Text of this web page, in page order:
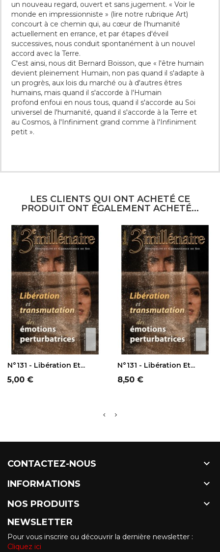
un nouveau regard, ouvert et sans jugement. « Voir le
monde en impressionniste » (lire notre rubrique Art)
concourt à ce chemin qui, au cœur de l'humanité
actuellement en errance, et par étapes d'éveil
successives, nous conduit spontanément à un nouvel
accord avec la Terre.
C'est ainsi, nous dit Bernard Boisson, que « l'être humain
devient pleinement Humain, non pas quand il s'adapte à
un progrès, aux lois du marché ou à d'autres êtres
humains, mais quand il s'accorde à l'Humain
profond enfoui en nous tous, quand il s'accorde au Soi
universel de l'humanité, quand il s'accorde à la Terre et
au Cosmos, à l'Infiniment grand comme à l'Infiniment
petit ».
LES CLIENTS QUI ONT ACHETÉ CE
PRODUIT ONT ÉGALEMENT ACHETÉ...
AJOUTER AU
PANIER
N°131 - Libération Et...
Prix
5,00 €
AJOUTER AU
PANIER
N°131 - Libération Et...
Prix
8,50 €
CONTACTEZ-NOUS 
INFORMATIONS 
NOS PRODUITS 
NEWSLETTER
Pour vous inscrire ou découvrir la dernière newsletter :
Cliquez ici